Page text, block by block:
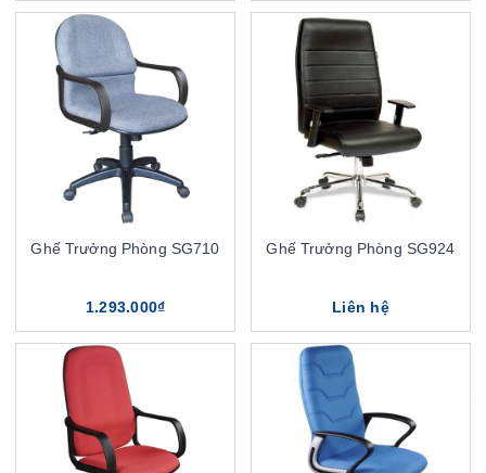
Ghế Trưởng Phòng SG710
1.293.000₫
Ghế Trưởng Phòng SG924
Liên hệ